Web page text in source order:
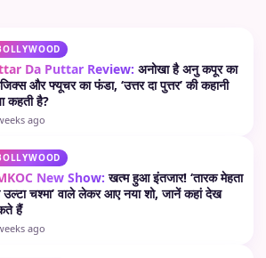
Da Puttar Review: अनोखा है अनु कपूर का
और फ्यूचर का फंडा, ‘उत्तर दा पुत्तर’ की कहानी
कहती है?
ago
New Show: खत्म हुआ इंतजार! ‘तारक मेहता
उल्टा चश्मा’ वाले लेकर आए नया शो, जानें कहां देख
हैं
ago